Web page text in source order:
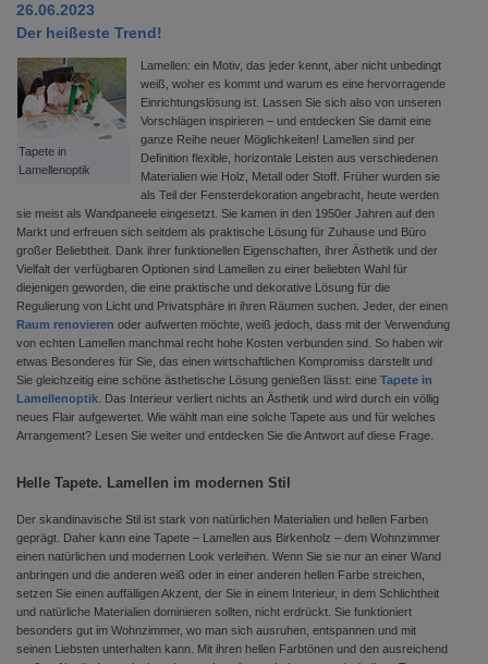
26.06.2023
Der heißeste Trend!
Tapete in
Lamellenoptik
Lamellen: ein Motiv, das jeder kennt, aber nicht unbedingt
weiß, woher es kommt und warum es eine hervorragende
Einrichtungslösung ist. Lassen Sie sich also von unseren
Vorschlägen inspirieren – und entdecken Sie damit eine
ganze Reihe neuer Möglichkeiten! Lamellen sind per
Definition flexible, horizontale Leisten aus verschiedenen
Materialien wie Holz, Metall oder Stoff. Früher wurden sie
als Teil der Fensterdekoration angebracht, heute werden
sie meist als Wandpaneele eingesetzt. Sie kamen in den 1950er Jahren auf den
Markt und erfreuen sich seitdem als praktische Lösung für Zuhause und Büro
großer Beliebtheit. Dank ihrer funktionellen Eigenschaften, ihrer Ästhetik und der
Vielfalt der verfügbaren Optionen sind Lamellen zu einer beliebten Wahl für
diejenigen geworden, die eine praktische und dekorative Lösung für die
Regulierung von Licht und Privatsphäre in ihren Räumen suchen. Jeder, der einen
Raum renovieren oder aufwerten möchte, weiß jedoch, dass mit der Verwendung
von echten Lamellen manchmal recht hohe Kosten verbunden sind. So haben wir
etwas Besonderes für Sie, das einen wirtschaftlichen Kompromiss darstellt und
Sie gleichzeitig eine schöne ästhetische Lösung genießen lässt: eine Tapete in
Lamellenoptik . Das Interieur verliert nichts an Ästhetik und wird durch ein völlig
neues Flair aufgewertet. Wie wählt man eine solche Tapete aus und für welches
Arrangement? Lesen Sie weiter und entdecken Sie die Antwort auf diese Frage.
Helle Tapete. Lamellen im modernen Stil
Der skandinavische Stil ist stark von natürlichen Materialien und hellen Farben
geprägt. Daher kann eine Tapete – Lamellen aus Birkenholz – dem Wohnzimmer
einen natürlichen und modernen Look verleihen. Wenn Sie sie nur an einer Wand
anbringen und die anderen weiß oder in einer anderen hellen Farbe streichen,
setzen Sie einen auffälligen Akzent, der Sie in einem Interieur, in dem Schlichtheit
und natürliche Materialien dominieren sollten, nicht erdrückt. Sie funktioniert
besonders gut im Wohnzimmer, wo man sich ausruhen, entspannen und mit
seinen Liebsten unterhalten kann. Mit ihren hellen Farbtönen und den ausreichend